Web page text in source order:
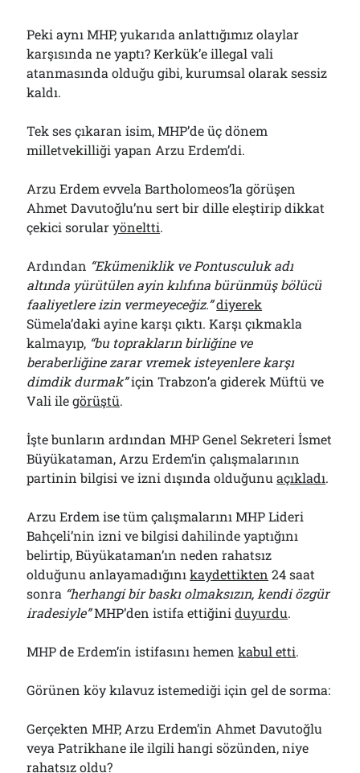
Peki aynı MHP, yukarıda anlattığımız olaylar
karşısında ne yaptı? Kerkük’e illegal vali
atanmasında olduğu gibi, kurumsal olarak sessiz
kaldı.
Tek ses çıkaran isim, MHP’de üç dönem
milletvekilliği yapan Arzu Erdem’di.
Arzu Erdem evvela Bartholomeos’la görüşen
Ahmet Davutoğlu’nu sert bir dille eleştirip dikkat
çekici sorularyöneltti.
Ardından “Ekümeniklik ve Pontusculuk adı
altında yürütülen ayin kılıfına bürünmüş bölücü
faaliyetlere izin vermeyeceğiz.”diyerek
Sümela’daki ayine karşı çıktı. Karşı çıkmakla
kalmayıp, “bu toprakların birliğine ve
beraberliğine zarar vremek isteyenlere karşı
dimdik durmak”için Trabzon’a giderek Müftü ve
Vali ilegörüştü.
İşte bunların ardından MHP Genel Sekreteri İsmet
Büyükataman, Arzu Erdem’in çalışmalarının
partinin bilgisi ve izni dışında olduğunuaçıkladı.
Arzu Erdem ise tüm çalışmalarını MHP Lideri
Bahçeli’nin izni ve bilgisi dahilinde yaptığını
belirtip, Büyükataman’ın neden rahatsız
olduğunu anlayamadığınıkaydettikten 24 saat
sonra “herhangi bir baskı olmaksızın, kendi özgür
iradesiyle”MHP’den istifa ettiğiniduyurdu.
MHP de Erdem’in istifasını hemenkabul etti.
Görünen köy kılavuz istemediği için gel de sorma:
Gerçekten MHP, Arzu Erdem’in Ahmet Davutoğlu
veya Patrikhane ile ilgili hangi sözünden, niye
rahatsız oldu?